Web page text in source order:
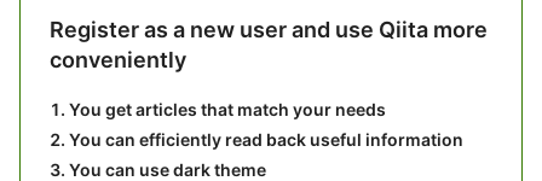
Register as a new user and use Qiita more
conveniently
You get articles that match your needs
You can efficiently read back useful information
You can use dark theme